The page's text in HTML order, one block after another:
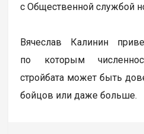
с Общественной службой
Вячеслав Калинин
по которым
стройбата может быть
бойцов или даже больше.